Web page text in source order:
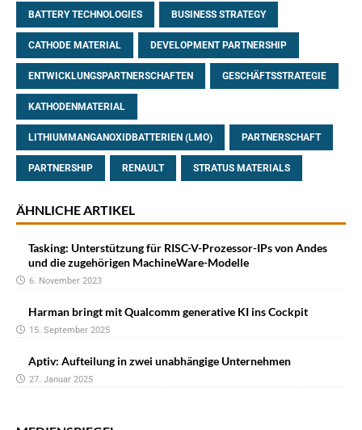
BATTERY TECHNOLOGIES BUSINESS STRATEGY
CATHODE MATERIAL DEVELOPMENT PARTNERSHIP
ENTWICKLUNGSPARTNERSCHAFTEN GESCHÄFTSSTRATEGIE
KATHODENMATERIAL
LITHIUMMANGANOXIDBATTERIEN (LMO) PARTNERSCHAFT
PARTNERSHIP RENAULT STRATUS MATERIALS
ÄHNLICHE ARTIKEL
Tasking: Unterstützung für RISC-V-Prozessor-IPs von Andes
und die zugehörigen MachineWare-Modelle
6. November 2023
Harman bringt mit Qualcomm generative KI ins Cockpit
15. September 2025
Aptiv: Aufteilung in zwei unabhängige Unternehmen
27. Januar 2025